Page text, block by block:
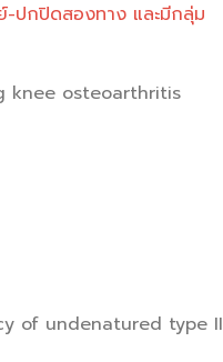
-ปกปิดสองทาง และมีกลุ่ม
knee osteoarthritis
of undenatured type II